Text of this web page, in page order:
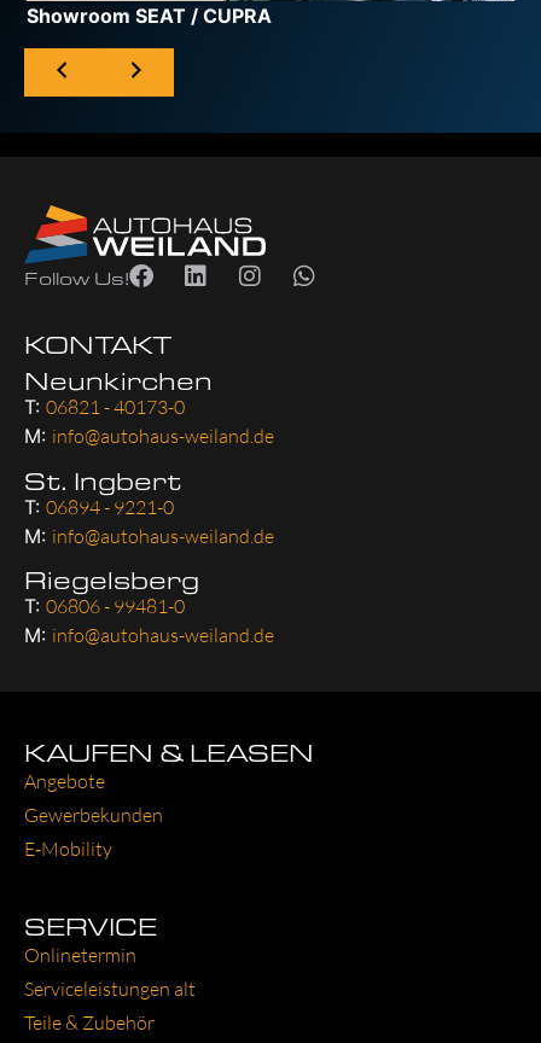
Showroom SEAT / CUPRA
Follow Us!
KONTAKT
Neunkirchen
T: 06821 - 40173-0
M: info@autohaus-weiland.de
St. Ingbert
T: 06894 - 9221-0
M: info@autohaus-weiland.de
Riegelsberg
T: 06806 - 99481-0
M: info@autohaus-weiland.de
KAUFEN & LEASEN
Ange­bo­te
Gewer­be­kun­den
E‑Mobility
SERVICE
Online­ter­min
Ser­vice­leis­tun­gen alt
Tei­le & Zube­hör